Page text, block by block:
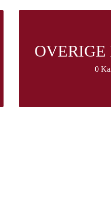
OVERIGE
0